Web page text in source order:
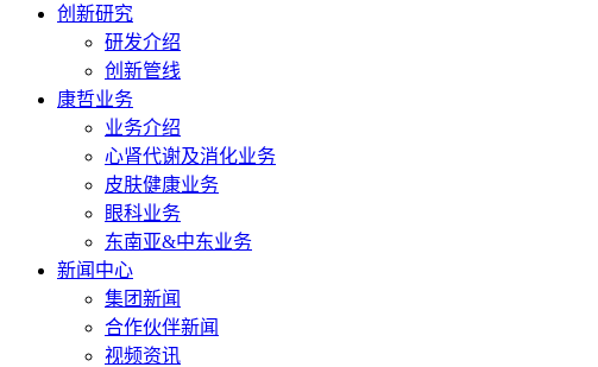
创新研究
研发介绍
创新管线
康哲业务
业务介绍
心肾代谢及消化业务
皮肤健康业务
眼科业务
东南亚&中东业务
新闻中心
集团新闻
合作伙伴新闻
视频资讯